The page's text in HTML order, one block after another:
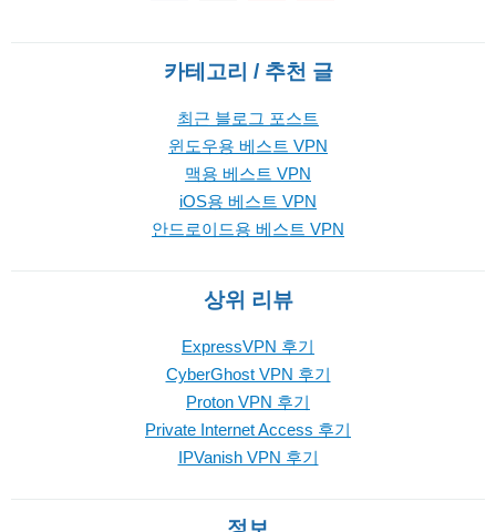
카테고리 / 추천 글
최근 블로그 포스트
윈도우용 베스트 VPN
맥용 베스트 VPN
iOS용 베스트 VPN
안드로이드용 베스트 VPN
상위 리뷰
ExpressVPN 후기
CyberGhost VPN 후기
Proton VPN 후기
Private Internet Access 후기
IPVanish VPN 후기